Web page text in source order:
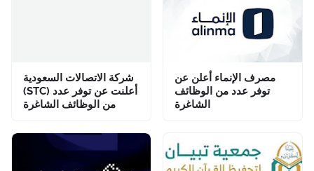
شركة الاتصالات السعودية
(STC) أعلنت عن توفر عدد
من الوظائف الشاغرة
مصرف الإنماء أعلن عن
توفر عدد من الوظائف
الشاغرة